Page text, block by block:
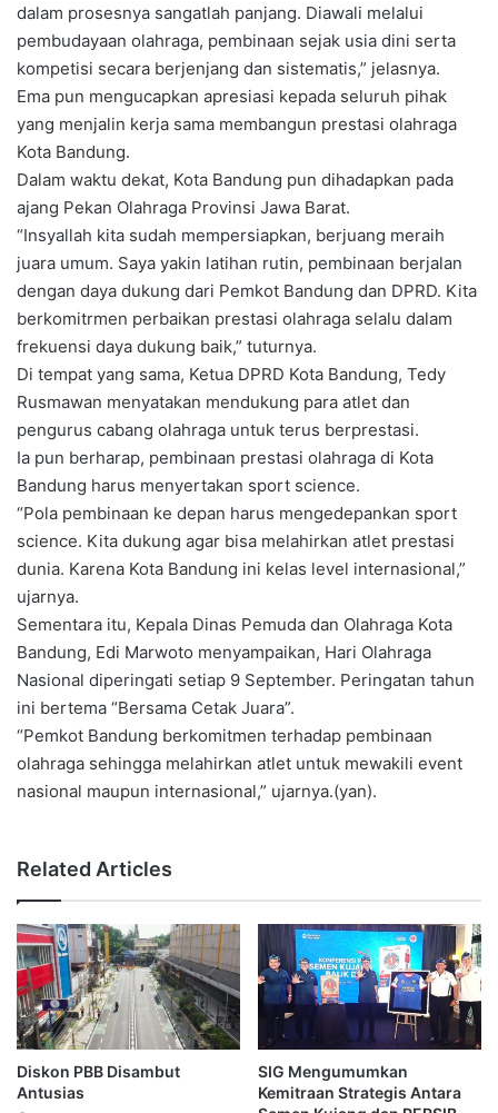
dalam prosesnya sangatlah panjang. Diawali melalui
pembudayaan olahraga, pembinaan sejak usia dini serta
kompetisi secara berjenjang dan sistematis,” jelasnya.
Ema pun mengucapkan apresiasi kepada seluruh pihak
yang menjalin kerja sama membangun prestasi olahraga
Kota Bandung.
Dalam waktu dekat, Kota Bandung pun dihadapkan pada
ajang Pekan Olahraga Provinsi Jawa Barat.
“Insyallah kita sudah mempersiapkan, berjuang meraih
juara umum. Saya yakin latihan rutin, pembinaan berjalan
dengan daya dukung dari Pemkot Bandung dan DPRD. Kita
berkomitrmen perbaikan prestasi olahraga selalu dalam
frekuensi daya dukung baik,” tuturnya.
Di tempat yang sama, Ketua DPRD Kota Bandung, Tedy
Rusmawan menyatakan mendukung para atlet dan
pengurus cabang olahraga untuk terus berprestasi.
Ia pun berharap, pembinaan prestasi olahraga di Kota
Bandung harus menyertakan sport science.
“Pola pembinaan ke depan harus mengedepankan sport
science. Kita dukung agar bisa melahirkan atlet prestasi
dunia. Karena Kota Bandung ini kelas level internasional,”
ujarnya.
Sementara itu, Kepala Dinas Pemuda dan Olahraga Kota
Bandung, Edi Marwoto menyampaikan, Hari Olahraga
Nasional diperingati setiap 9 September. Peringatan tahun
ini bertema “Bersama Cetak Juara”.
“Pemkot Bandung berkomitmen terhadap pembinaan
olahraga sehingga melahirkan atlet untuk mewakili event
nasional maupun internasional,” ujarnya.(yan).
Related Articles
Diskon PBB Disambut
Antusias
SIG Mengumumkan
Kemitraan Strategis Antara